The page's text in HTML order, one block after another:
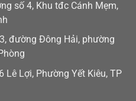
số 4, Khu tđc Cánh Mẹm,
đường Đông Hải, phường
Lê Lợi, Phường Yết Kiêu, TP